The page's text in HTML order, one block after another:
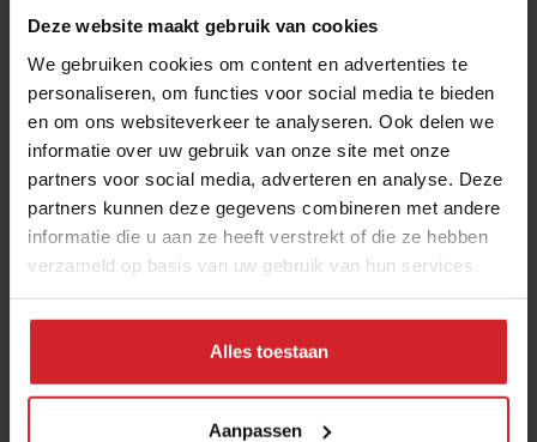
Deze website maakt gebruik van cookies
We gebruiken cookies om content en advertenties te
personaliseren, om functies voor social media te bieden
en om ons websiteverkeer te analyseren. Ook delen we
informatie over uw gebruik van onze site met onze
partners voor social media, adverteren en analyse. Deze
partners kunnen deze gegevens combineren met andere
informatie die u aan ze heeft verstrekt of die ze hebben
verzameld op basis van uw gebruik van hun services.
Alles toestaan
Aanpassen
Peulen Parade
29 augustus 2013| 1 min